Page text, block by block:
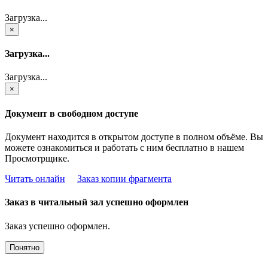
Загрузка...
×
Загрузка...
Загрузка...
×
Документ в свободном доступе
Документ находится в открытом доступе в полном объёме. Вы
можете ознакомиться и работать с ним бесплатно в нашем
Просмотрщике.
Читать онлайн
Заказ копии фрагмента
Заказ в читальный зал успешно оформлен
Заказ успешно оформлен.
Понятно